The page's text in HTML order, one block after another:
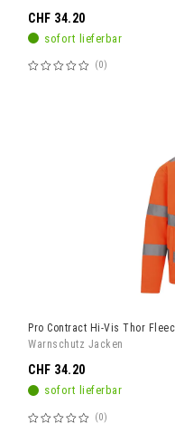
sofort lieferbar
Bewertung:
0
CHF 34.20
Pro Contract Hi-Vis Thor
Warnschutz Jacken
sofort lieferbar
Bewertung:
0
CHF 34.20